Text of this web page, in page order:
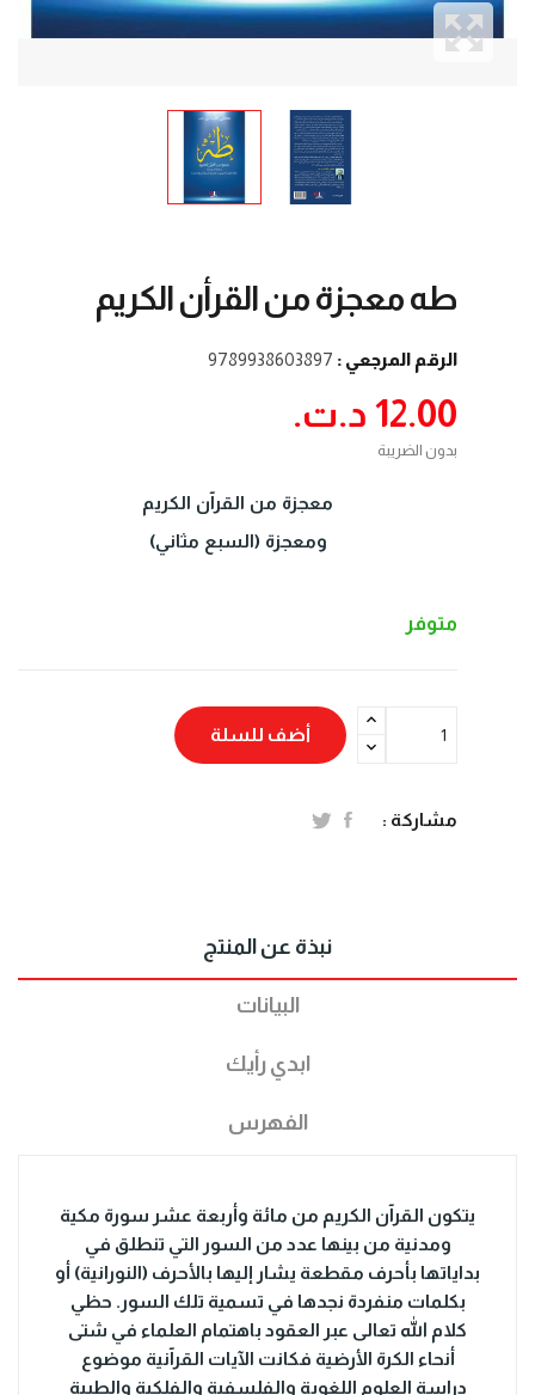
طه معجزة من القرأن الكريم
الرقم المرجعي : 9789938603897
12.00 د.ت.‏
بدون الضريبة
معجزة من القرآن الكريم
ومعجزة (السبع مثاني)
متوفر
أضف للسلة
مشاركة :
نبذة عن المنتج
البيانات
ابدي رأيك
الفهرس
يتكون القرآن الكريم من مائة وأربعة عشر سورة مكية
ومدنية من بينها عدد من السور التي تنطلق في
بداياتها بأحرف مقطعة يشار إليها بالأحرف (النورانية) أو
بكلمات منفردة نجدها في تسمية تلك السور. حظي
كلام الله تعالى عبر العقود باهتمام العلماء في شتى
أنحاء الكرة الأرضية فكانت الآيات القرآنية موضوع
دراسة العلوم اللغوية والفلسفية والفلكية والطبية